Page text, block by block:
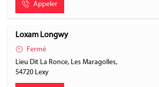
Appeler
Loxam Longwy
Fermé
Lieu Dit La Ronce, Les Maragolles,
54720 Lexy